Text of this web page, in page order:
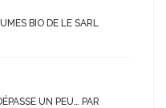
BIO DE LE SARL
UN PEU… PAR